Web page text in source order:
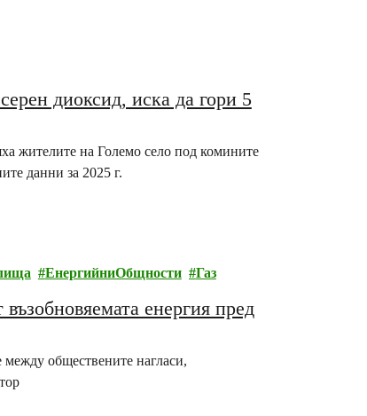
диоксид, иска да гори 5
жителите на Големо село под комините
данни за 2025 г.
ЕнергийниОбщности Газ
енергия пред
между обществените нагласи,